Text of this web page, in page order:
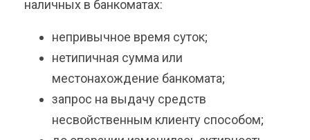
наличных в банкоматах:
непривычное время суток;
нетипичная сумма или
местонахождение банкомата;
запрос на выдачу средств
несвойственным клиенту способом;